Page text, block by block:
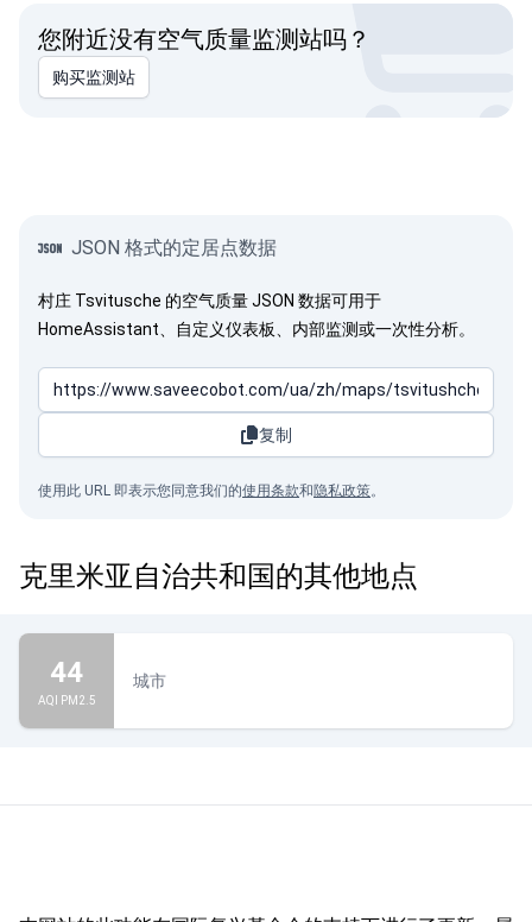
您附近没有空气质量监测站吗？
购买监测站
JSON 格式的定居点数据
村庄 Tsvitusche 的空气质量 JSON 数据可用于
HomeAssistant、自定义仪表板、内部监测或一次性分析。
复制
使用此 URL 即表示您同意我们的使用条款和隐私政策。
克里米亚自治共和国的其他地点
44
AQI PM2.5
城市